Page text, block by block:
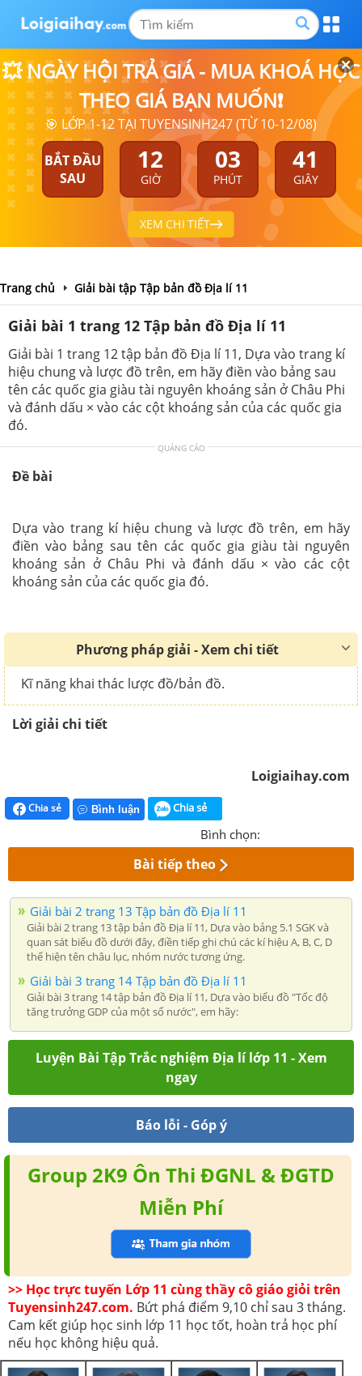
💥 NGÀY HỘI TRẢ GIÁ - MUA KHOÁ HỌC
THEO GIÁ BẠN MUỐN❗
🎯 LỚP 1-12 TẠI TUYENSINH247 (TỪ 10-12/08)
BẮT ĐẦU
SAU
12
GIỜ
03
PHÚT
40
GIÂY
XEM CHI TIẾT
Trang chủ Giải bài tập Tập bản đồ Địa lí 11
Giải bài 1 trang 12 Tập bản đồ Địa lí 11
Giải bài 1 trang 12 tập bản đồ Địa lí 11, Dựa vào trang kí
hiệu chung và lược đồ trên, em hãy điền vào bảng sau
tên các quốc gia giàu tài nguyên khoáng sản ở Châu Phi
và đánh dấu × vào các cột khoáng sản của các quốc gia
đó.
QUẢNG CÁO
Đề bài
Dựa vào trang kí hiệu chung và lược đồ trên, em hãy
điền vào bảng sau tên các quốc gia giàu tài nguyên
khoáng sản ở Châu Phi và đánh dấu × vào các cột
khoáng sản của các quốc gia đó.
Phương pháp giải - Xem chi tiết
Kĩ năng khai thác lược đồ/bản đồ.
Lời giải chi tiết
Loigiaihay.com
Chia sẻ Bình luận Chia sẻ
Bình chọn:
Bài tiếp theo
Giải bài 2 trang 13 Tập bản đồ Địa lí 11
Giải bài 2 trang 13 tập bản đồ Địa lí 11, Dựa vào bảng 5.1 SGK và
quan sát biểu đồ dưới đây, điền tiếp ghi chú các kí hiệu A, B, C, D
thể hiện tên châu lục, nhóm nước tương ứng.
Giải bài 3 trang 14 Tập bản đồ Địa lí 11
Giải bài 3 trang 14 tập bản đồ Địa lí 11, Dựa vào biểu đồ "Tốc độ
tăng trưởng GDP của một số nước", em hãy:
Luyện Bài Tập Trắc nghiệm Địa lí lớp 11 - Xem
ngay
Báo lỗi - Góp ý
Group 2K9 Ôn Thi ĐGNL & ĐGTD
Miễn Phí
>> Học trực tuyến Lớp 11 cùng thầy cô giáo giỏi trên
Tuyensinh247.com. Bứt phá điểm 9,10 chỉ sau 3 tháng.
Cam kết giúp học sinh lớp 11 học tốt, hoàn trả học phí
nếu học không hiệu quả.